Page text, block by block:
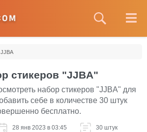
JJBA
стикеров "JJBA"
набор стикеров "JJBA" для
себе в количестве 30 штук
бесплатно.
28 янв 2023 в 03:45 30 штук